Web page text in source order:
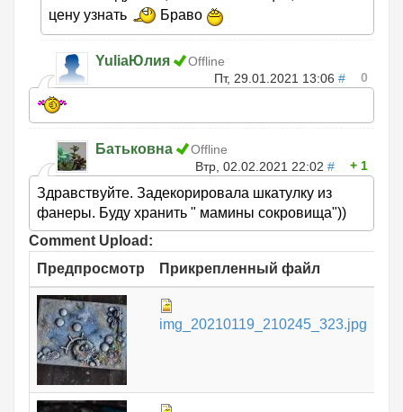
цену узнать
Браво
YuliaЮлия
Offline
Пт, 29.01.2021 13:06 # 0
Батьковна
Offline
Втр, 02.02.2021 22:02 # 1
Здравствуйте. Задекорировала шкатулку из
фанеры. Буду хранить " мамины сокровища"))
Comment Upload:
Предпросмотр
Прикрепленный файл
img_20210119_210245_323.jpg